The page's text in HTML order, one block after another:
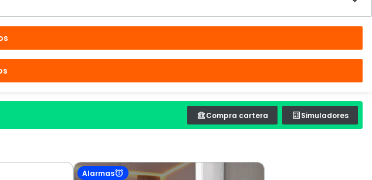
Compra cartera Simuladores
Alarmas